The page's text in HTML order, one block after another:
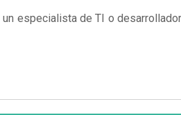
especialista de TI o